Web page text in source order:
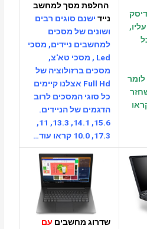
מסך למחשב
ישנם סוגים רבים
של מסכים
ניידים,מסכי
Led , מסכי טא'צ,
ברזולוציה של
אצלנו קיימים
סוגי המסכים לרוב
של הניידים.
15.6, 14.1, 13.3, 11,
קראו עוד…
מחשביםעם